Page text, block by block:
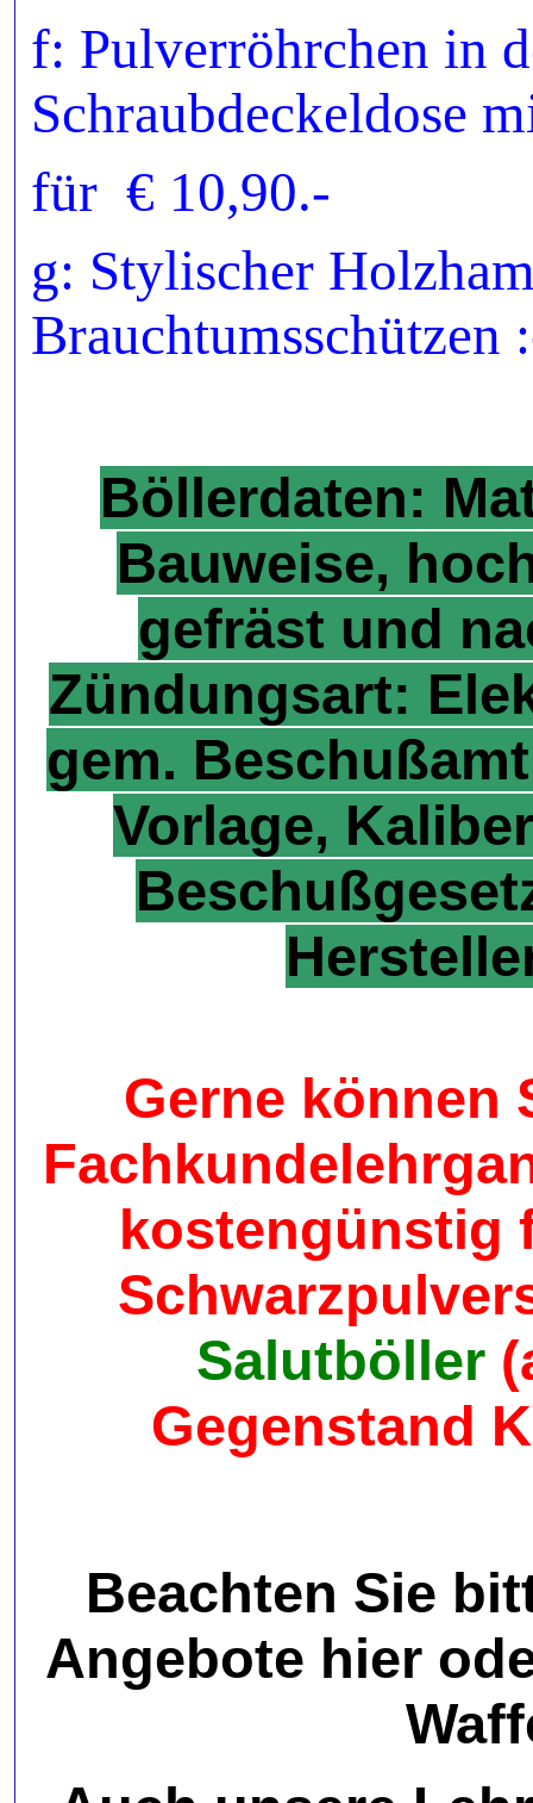
f: Pulverröhrchen in
Schraubdeckeldose
für € 10,90.-
g: Stylischer
Böllerdaten:
Bauweise,
gefräst und
Zündungsart:
gem.
Vorlage,
Gerne können
kostengünstig
Salutböller
Gegenstand
Beachten Sie
Angebote hier